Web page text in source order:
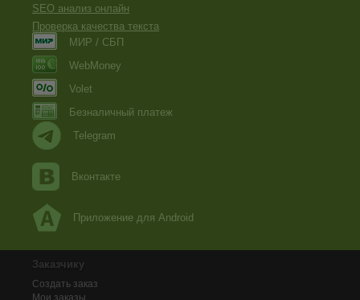
SEO анализ онлайн
Проверка качества текста
МИР / СБП
WebMoney
Volet
Безналичный платеж
Telegram
Вконтакте
Приложение для Android
Заказчику
Создать заказ
Мои заказы